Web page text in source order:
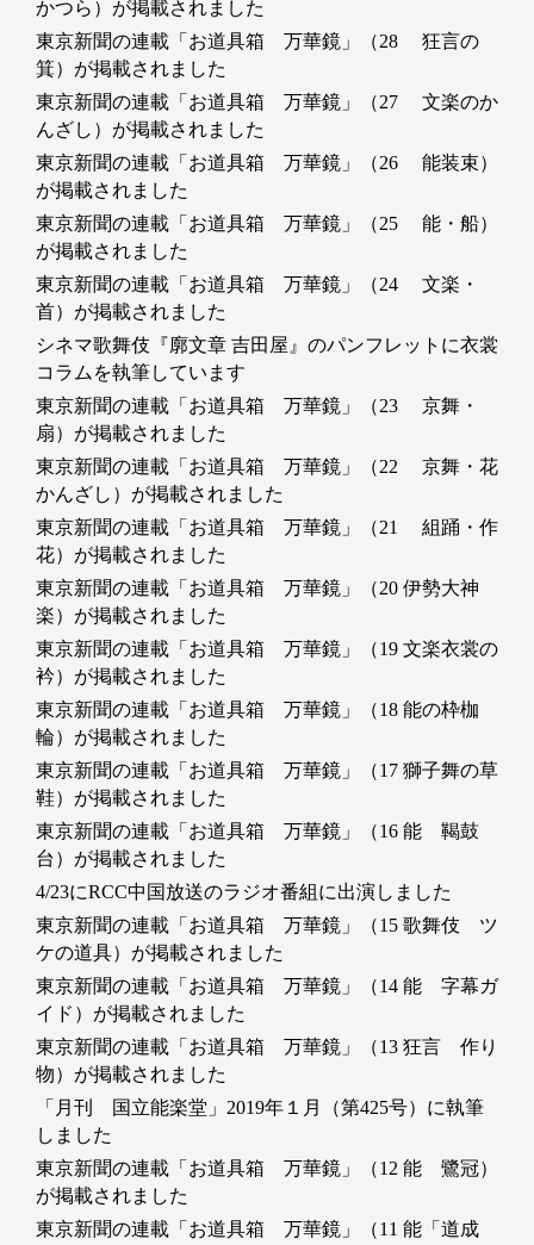
かつら）が掲載されました
東京新聞の連載「お道具箱 万華鏡」（28 狂言の
箕）が掲載されました
東京新聞の連載「お道具箱 万華鏡」（27 文楽のか
んざし）が掲載されました
東京新聞の連載「お道具箱 万華鏡」（26 能装束）
が掲載されました
東京新聞の連載「お道具箱 万華鏡」（25 能・船）
が掲載されました
東京新聞の連載「お道具箱 万華鏡」（24 文楽・
首）が掲載されました
シネマ歌舞伎『廓文章 吉田屋』のパンフレットに衣裳
コラムを執筆しています
東京新聞の連載「お道具箱 万華鏡」（23 京舞・
扇）が掲載されました
東京新聞の連載「お道具箱 万華鏡」（22 京舞・花
かんざし）が掲載されました
東京新聞の連載「お道具箱 万華鏡」（21 組踊・作
花）が掲載されました
東京新聞の連載「お道具箱 万華鏡」（20 伊勢大神
楽）が掲載されました
東京新聞の連載「お道具箱 万華鏡」（19 文楽衣裳の
衿）が掲載されました
東京新聞の連載「お道具箱 万華鏡」（18 能の枠枷
輪）が掲載されました
東京新聞の連載「お道具箱 万華鏡」（17 獅子舞の草
鞋）が掲載されました
東京新聞の連載「お道具箱 万華鏡」（16 能 鞨鼓
台）が掲載されました
4/23にRCC中国放送のラジオ番組に出演しました
東京新聞の連載「お道具箱 万華鏡」（15 歌舞伎 ツ
ケの道具）が掲載されました
東京新聞の連載「お道具箱 万華鏡」（14 能 字幕ガ
イド）が掲載されました
東京新聞の連載「お道具箱 万華鏡」（13 狂言 作り
物）が掲載されました
「月刊 国立能楽堂」2019年１月（第425号）に執筆
しました
東京新聞の連載「お道具箱 万華鏡」（12 能 鷺冠）
が掲載されました
東京新聞の連載「お道具箱 万華鏡」（11 能「道成